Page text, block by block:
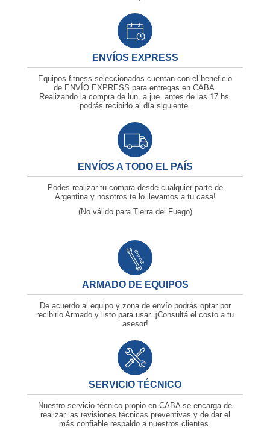
ENVÍOS EXPRESS
Equipos fitness seleccionados cuentan con el beneficio
de ENVÍO EXPRESS para entregas en CABA.
Realizando la compra de lun. a jue. antes de las 17 hs.
podrás recibirlo al día siguiente.
ENVÍOS A TODO EL PAÍS
Podes realizar tu compra desde cualquier parte de
Argentina y nosotros te lo llevamos a tu casa!
(No válido para Tierra del Fuego)
ARMADO DE EQUIPOS
De acuerdo al equipo y zona de envío podrás optar por
recibirlo Armado y listo para usar. ¡Consultá el costo a tu
asesor!
SERVICIO TÉCNICO
Nuestro servicio técnico propio en CABA se encarga de
realizar las revisiones técnicas preventivas y de dar el
más confiable respaldo a nuestros clientes.